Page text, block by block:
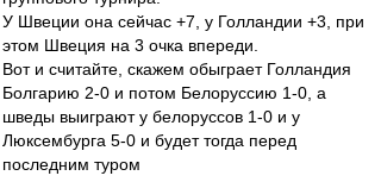
У Швеции она сейчас +7, у Голландии +3, при
этом Швеция на 3 очка впереди.
Вот и считайте, скажем обыграет Голландия
Болгарию 2-0 и потом Белоруссию 1-0, а
шведы выиграют у белоруссов 1-0 и у
Люксембурга 5-0 и будет тогда перед
последним туром